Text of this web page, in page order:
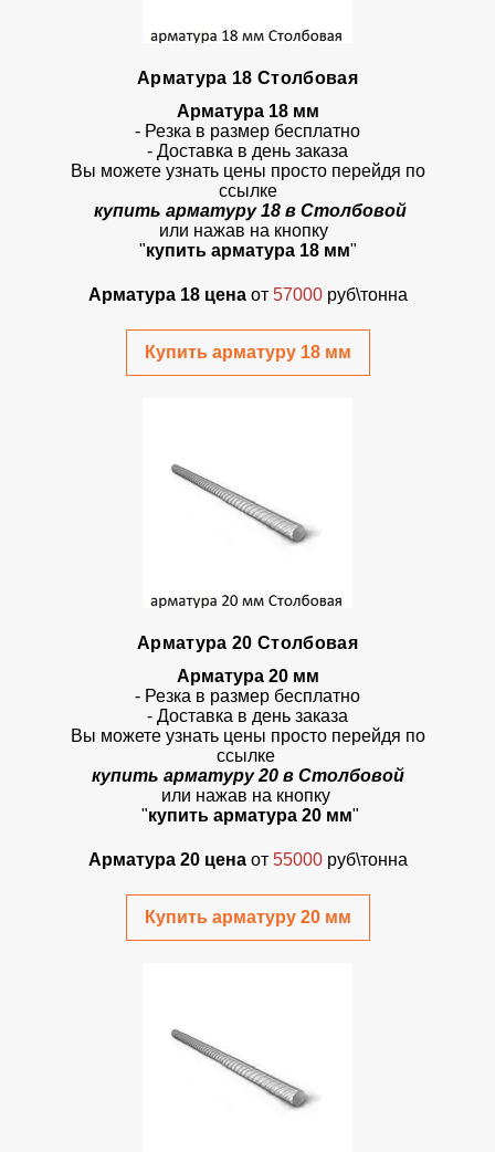
Арматура 18 Столбовая
Арматура 18 мм
- Резка в размер бесплатно
- Доставка в день заказа
Вы можете узнать цены просто перейдя по
ссылке
купить арматуру 18 в Столбовой
или нажав на кнопку
"купить арматура 18 мм"
Арматура 18 цена от 57000 руб\тонна
Купить арматуру 18 мм
Арматура 20 Столбовая
Арматура 20 мм
- Резка в размер бесплатно
- Доставка в день заказа
Вы можете узнать цены просто перейдя по
ссылке
купить арматуру 20 в Столбовой
или нажав на кнопку
"купить арматура 20 мм"
Арматура 20 цена от 55000 руб\тонна
Купить арматуру 20 мм